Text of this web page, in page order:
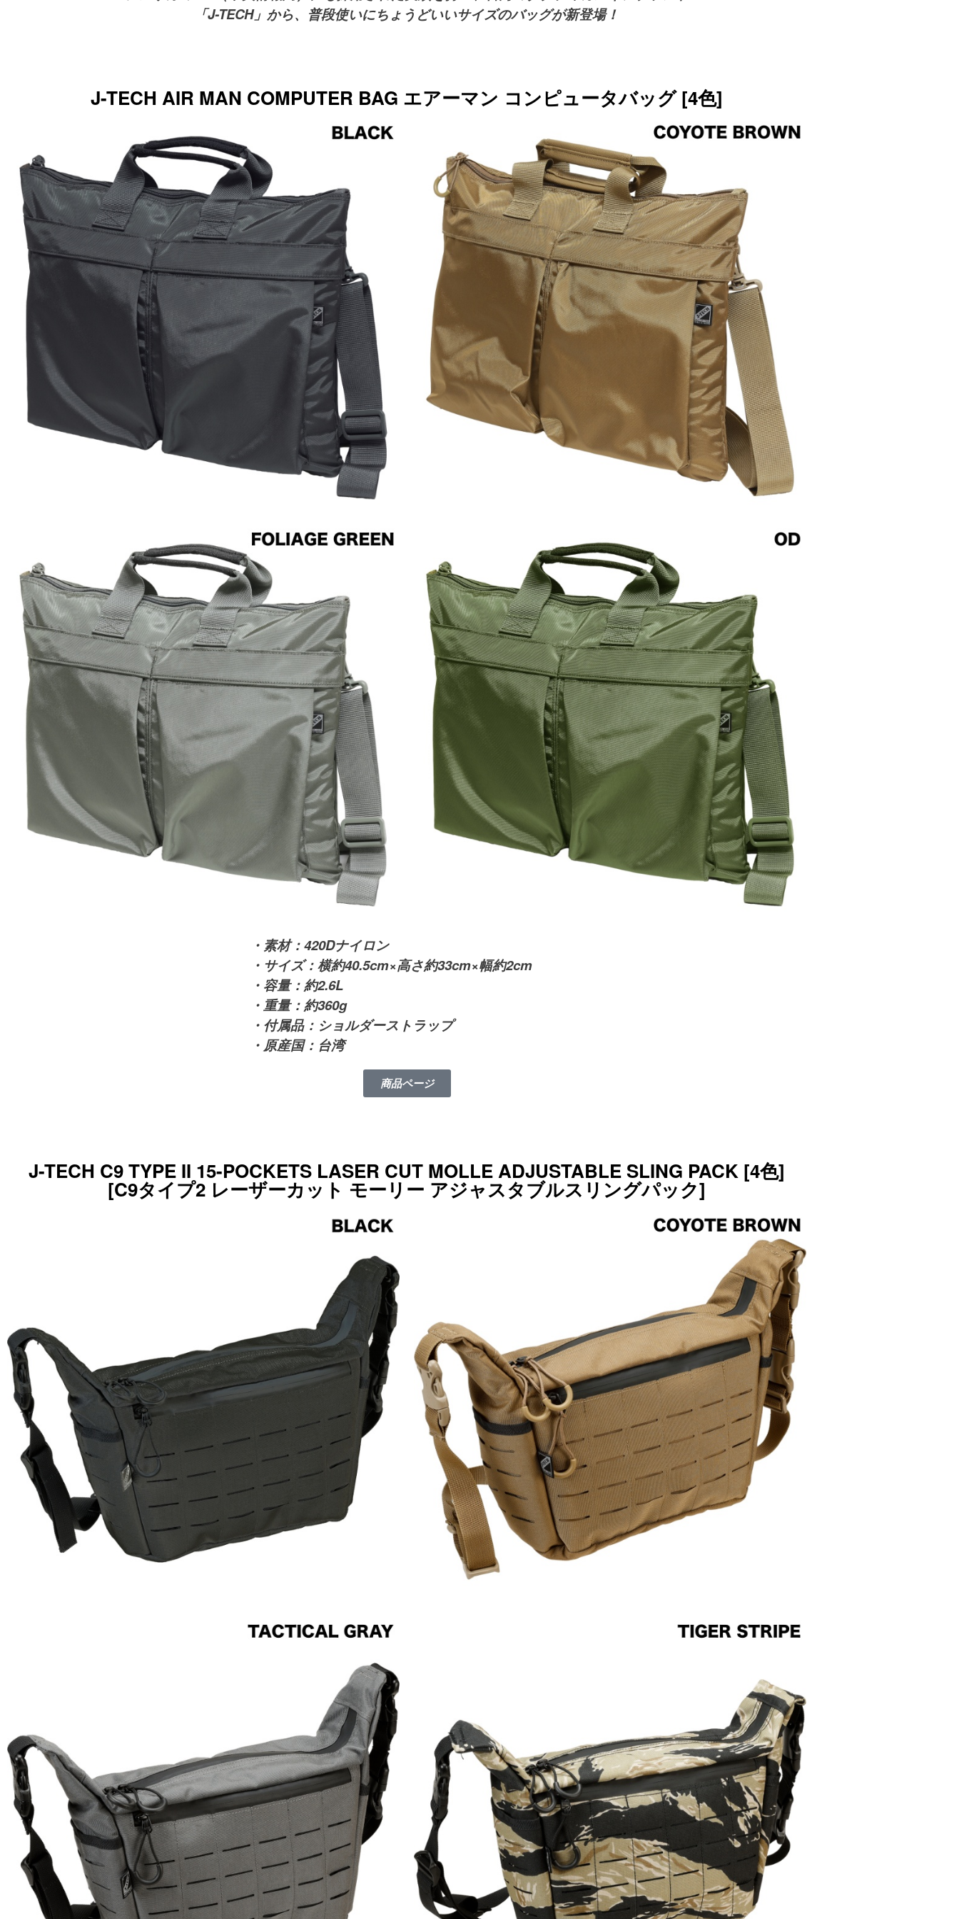
「J-TECH」から、普段使いにちょうどいいサイズのバッグが新登場！
J-TECH AIR MAN COMPUTER BAG エアーマン コンピュータバッグ [4色]
・素材：420Dナイロン
・サイズ：横約40.5cm×高さ約33cm×幅約2cm
・容量：約2.6L
・重量：約360g
・付属品：ショルダーストラップ
・原産国：台湾
商品ページ
J-TECH C9 TYPE II 15-POCKETS LASER CUT MOLLE ADJUSTABLE SLING PACK [4色]
[C9タイプ2 レーザーカット モーリー アジャスタブルスリングパック]